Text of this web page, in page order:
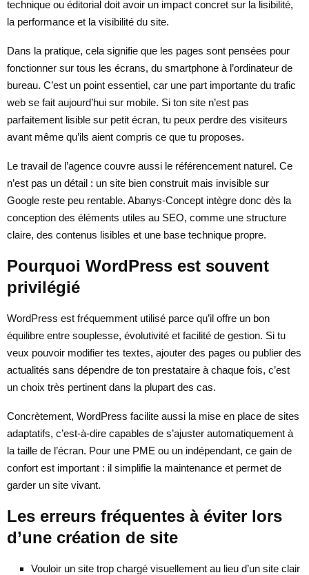
technique ou éditorial doit avoir un impact concret sur la lisibilité,
la performance et la visibilité du site.
Dans la pratique, cela signifie que les pages sont pensées pour
fonctionner sur tous les écrans, du smartphone à l’ordinateur de
bureau. C’est un point essentiel, car une part importante du trafic
web se fait aujourd’hui sur mobile. Si ton site n’est pas
parfaitement lisible sur petit écran, tu peux perdre des visiteurs
avant même qu’ils aient compris ce que tu proposes.
Le travail de l’agence couvre aussi le référencement naturel. Ce
n’est pas un détail : un site bien construit mais invisible sur
Google reste peu rentable. Abanys-Concept intègre donc dès la
conception des éléments utiles au SEO, comme une structure
claire, des contenus lisibles et une base technique propre.
Pourquoi WordPress est souvent
privilégié
WordPress est fréquemment utilisé parce qu’il offre un bon
équilibre entre souplesse, évolutivité et facilité de gestion. Si tu
veux pouvoir modifier tes textes, ajouter des pages ou publier des
actualités sans dépendre de ton prestataire à chaque fois, c’est
un choix très pertinent dans la plupart des cas.
Concrètement, WordPress facilite aussi la mise en place de sites
adaptatifs, c’est-à-dire capables de s’ajuster automatiquement à
la taille de l’écran. Pour une PME ou un indépendant, ce gain de
confort est important : il simplifie la maintenance et permet de
garder un site vivant.
Les erreurs fréquentes à éviter lors
d’une création de site
Vouloir un site trop chargé visuellement au lieu d’un site clair